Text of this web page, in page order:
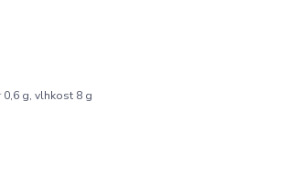
g, vlhkost 8 g